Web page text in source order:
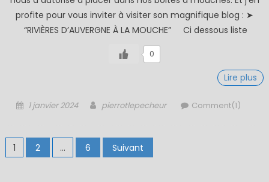
profite pour vous inviter à visiter son magnifique blog : ➤
“RIVIÈRES D’AUVERGNE À LA MOUCHE” Ci dessous liste
0
Lire plus
Posted
1 janvier 2024 Author
pierrotlepecheur Comment(1)
Pagination
des
1 2 … 6 Suivant